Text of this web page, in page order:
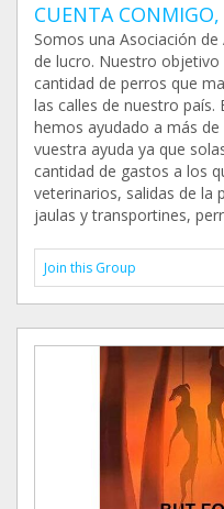
CUENTA
Somos una Asociación
de lucro. Nuestro
cantidad de perros que
las calles de nuestro
hemos ayudado a más
vuestra ayuda ya que
cantidad de gastos a los
veterinarios, salidas de la
jaulas y transportines,
Join this Group